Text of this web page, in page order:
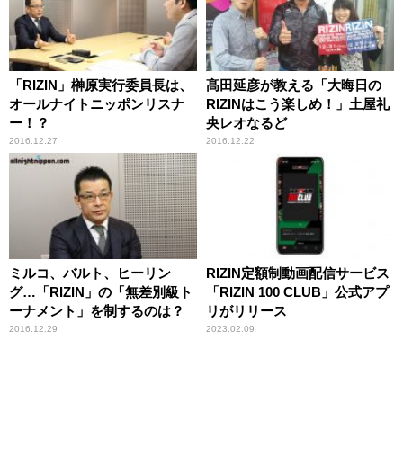
「RIZIN」榊原実行委員長は、
オールナイトニッポンリスナ
ー！？
2016.12.27
髙田延彦が教える「大晦日の
RIZINはこう楽しめ！」土屋礼
央レオなるど
2016.12.22
ミルコ、バルト、ヒーリン
グ…「RIZIN」の「無差別級ト
ーナメント」を制するのは？
2016.12.29
RIZIN定額制動画配信サービス
「RIZIN 100 CLUB」公式アプ
リがリリース
2023.02.09